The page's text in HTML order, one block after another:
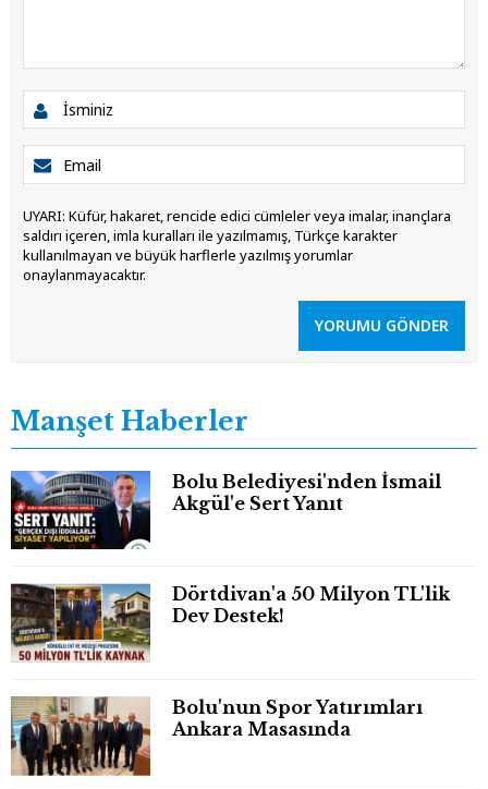
UYARI: Küfür, hakaret, rencide edici cümleler veya imalar, inançlara
saldırı içeren, imla kuralları ile yazılmamış, Türkçe karakter
kullanılmayan ve büyük harflerle yazılmış yorumlar
onaylanmayacaktır.
YORUMU GÖNDER
Manşet Haberler
Bolu Belediyesi'nden İsmail
Akgül'e Sert Yanıt
Dörtdivan'a 50 Milyon TL'lik
Dev Destek!
Bolu'nun Spor Yatırımları
Ankara Masasında